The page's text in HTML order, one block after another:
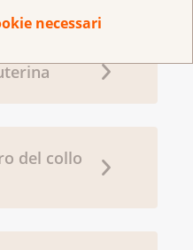
necessari
del collo